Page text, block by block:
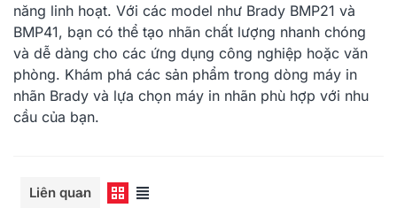
năng linh hoạt. Với các model như Brady BMP21 và
BMP41, bạn có thể tạo nhãn chất lượng nhanh chóng
và dễ dàng cho các ứng dụng công nghiệp hoặc văn
phòng. Khám phá các sản phẩm trong dòng máy in
nhãn Brady và lựa chọn máy in nhãn phù hợp với nhu
cầu của bạn.
Liên quan